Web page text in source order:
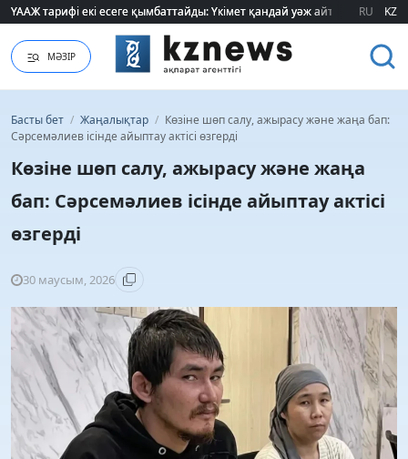
ҮААЖ тарифі екі есеге қымбаттайды: Үкімет қандай уәж айтады?
ҮААЖ тарифі екі есеге қымбаттайды: Үкімет қандай уәж айтады? RU KZ
МӘЗІР
Басты бет / Жаңалықтар / Көзіне шөп салу, ажырасу және жаңа бап:
Сәрсемәлиев ісінде айыптау актісі өзгерді
Көзіне шөп салу, ажырасу және жаңа
бап: Сәрсемәлиев ісінде айыптау актісі
өзгерді
30 маусым, 2026